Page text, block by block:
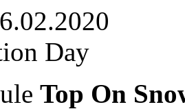
Day
Top On